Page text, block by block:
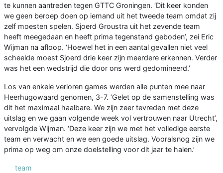
te kunnen aantreden tegen GTTC Groningen. ‘Dit keer konden
we geen beroep doen op iemand uit het tweede team omdat zij
zelf moesten spelen. Sjoerd Groustra uit het zevende team
heeft meegedaan en heeft prima tegenstand geboden’, zei Eric
Wijman na afloop. ‘Hoewel het in een aantal gevallen niet veel
scheelde moest Sjoerd drie keer zijn meerdere erkennen. Verder
was het een wedstrijd die door ons werd gedomineerd.’
Los van enkele verloren games werden alle punten mee naar
Heerhugowaard genomen, 3-7. ‘Gelet op de samenstelling was
dit het maximaal haalbare. We zijn zeer tevreden met deze
uitslag en we gaan volgende week vol vertrouwen naar Utrecht’,
vervolgde Wijman. ‘Deze keer zijn we met het volledige eerste
team en verwacht en we een goede uitslag. Vooralsnog zijn we
prima op weg om onze doelstelling voor dit jaar te halen.’
team